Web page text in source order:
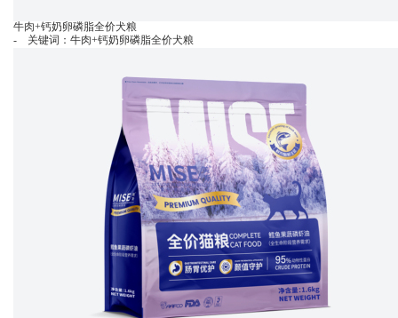
牛肉+钙奶卵磷脂全价犬粮
- 关键词：牛肉+钙奶卵磷脂全价犬粮